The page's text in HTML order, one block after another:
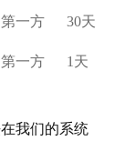
第一方 30天
第一方 1天
我们的系统